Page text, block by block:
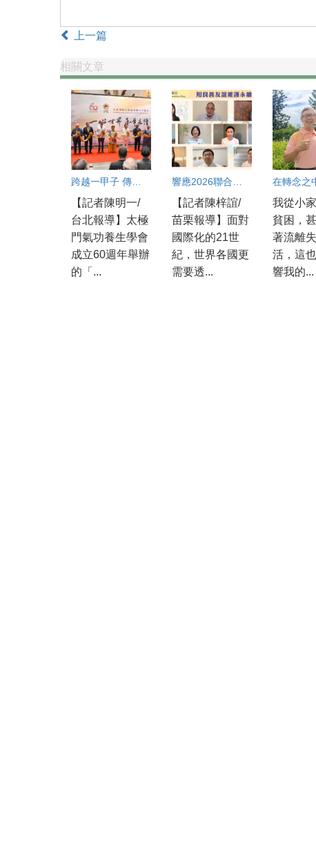
上一篇
相關文章
【記者陳明一/
台北報導】太極
門氣功養生學會
成立60週年舉辦
的「...
【記者陳梓誼/
苗栗報導】面對
國際化的21世
紀，世界各國更
需要透...
我從小
貧困，
著流離
活，這
響我的...